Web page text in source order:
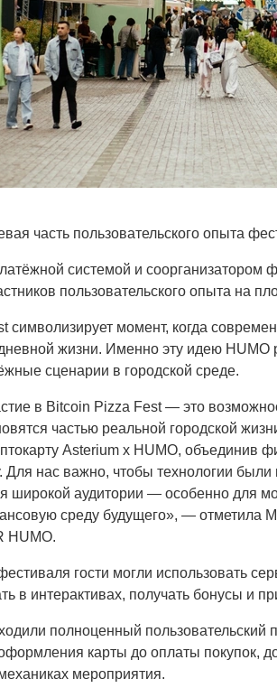
часть пользовательского опыта
системой и соорганизатором
пользовательского опыта на
символизирует момент, когда
жизни. Именно эту идею
сценарии в городской среде.
в Bitcoin Pizza Fest — это
частью реальной городской
Asterium x HUMO,
Для нас важно, чтобы технологии
широкой аудитории — особенно для
среду будущего», — отметила
HUMO.
гости могли использовать
в интерактивах, получать бонусы и
полноценный пользовательский
карты до оплаты покупок,
мероприятия.